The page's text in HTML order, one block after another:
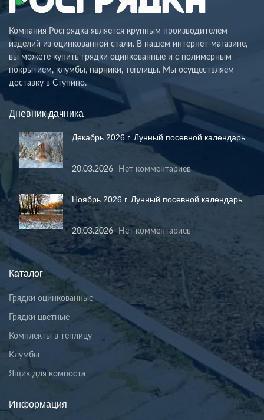
Компания Росгрядка является крупным производителем
изделий из оцинкованной стали. В нашем интернет-магазине,
вы можете купить грядки оцинкованные и с полимерным
покрытием, клумбы, парники, теплицы. Мы осуществляем
доставку в Ступино.
Дневник дачника
Декабрь 2026 г. Лунный посевной календарь.
20.03.2026 Нет комментариев
Ноябрь 2026 г. Лунный посевной календарь.
20.03.2026 Нет комментариев
Каталог
Грядки оцинкованные
Грядки цветные
Комплекты в теплицу
Клумбы
Ящик для компоста
Информация